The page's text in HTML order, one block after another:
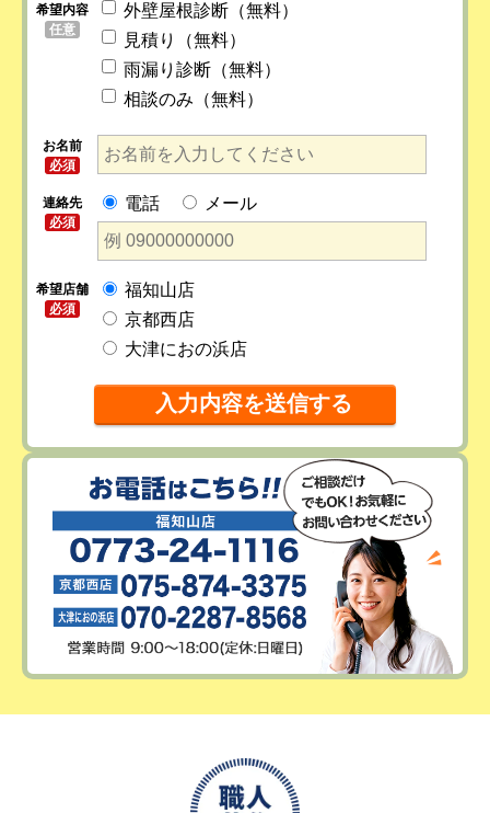
希望内容
任意
外壁屋根診断（無料）
見積り（無料）
雨漏り診断（無料）
相談のみ（無料）
お名前
必須
連絡先
必須
電話 メール
希望店舗
必須
福知山店
京都西店
大津におの浜店